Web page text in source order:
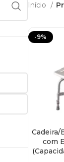
Início
-9%
Cadeira/
com